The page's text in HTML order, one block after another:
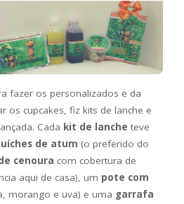
fazer os personalizados e da
os cupcakes, fiz kits de lanche e
Cada kit de lanche teve
de atum (o preferido do
cenoura com cobertura de
aqui de casa), um pote com
morango e uva) e uma garrafa